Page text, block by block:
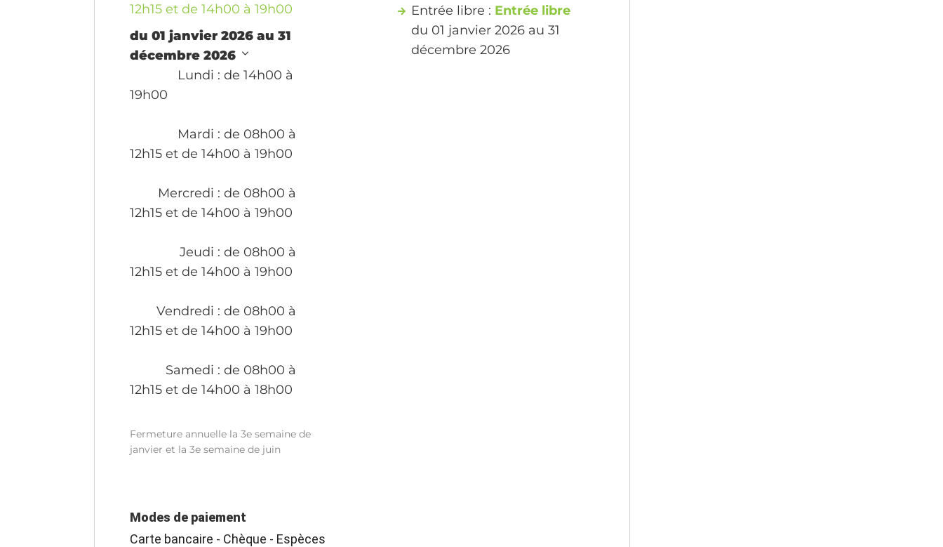
12h15 et de 14h00 à 19h00
du 01 janvier 2026 au 31
décembre 2026
Lundi : de 14h00 à
19h00
Mardi : de 08h00 à
12h15 et de 14h00 à 19h00
Mercredi : de 08h00 à
12h15 et de 14h00 à 19h00
Jeudi : de 08h00 à
12h15 et de 14h00 à 19h00
Vendredi : de 08h00 à
12h15 et de 14h00 à 19h00
Samedi : de 08h00 à
12h15 et de 14h00 à 18h00
Fermeture annuelle la 3e semaine de
janvier et la 3e semaine de juin
Entrée libre : Entrée libre
du 01 janvier 2026 au 31
décembre 2026
Modes de paiement
Carte bancaire - Chèque - Espèces